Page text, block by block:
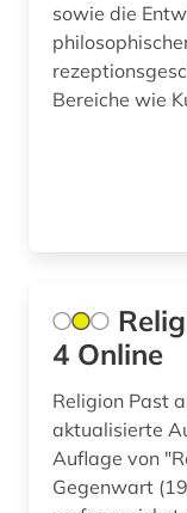
sowie die
Bereiche wie
4 Online
Religion Past
aktualisierte
Auflage von
Gegenwart